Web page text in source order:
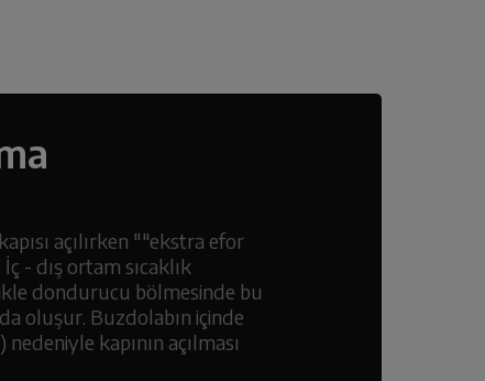
açılırken ""ekstra efor
- dış ortam sıcaklık
dondurucu bölmesinde bu
oluşur. Buzdolabın içinde
kapının açılması